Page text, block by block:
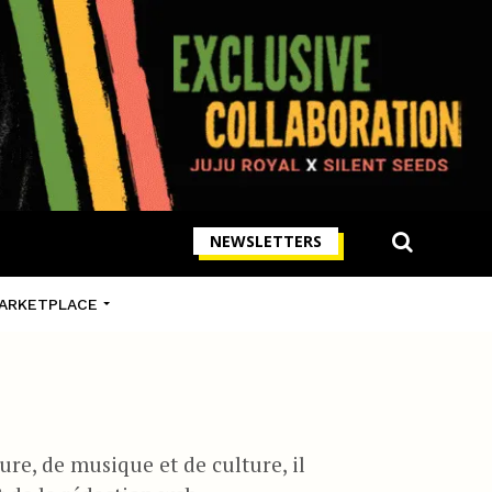
NEWSLETTERS
de musique et de culture, il